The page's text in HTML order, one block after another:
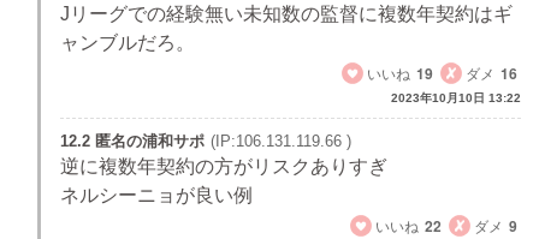
Jリーグでの経験無い未知数の監督に複数年契約はギ
ャンブルだろ。
いいね 19 ダメ 16
2023年10月10日 13:22
12.2 匿名の浦和サポ (IP:106.131.119.66 )
逆に複数年契約の方がリスクありすぎ
ネルシーニョが良い例
いいね 22 ダメ 9